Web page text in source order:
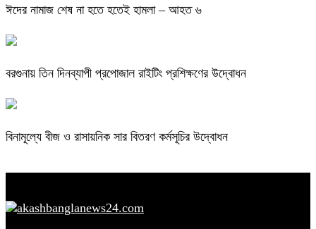
ঈদের নামাজ শেষ না হতে হতেই হামলা – আহত ৬
বরগুনায় তিন দিনব্যাপী প্রপোজাল রাইটিং প্রশিক্ষণের উদ্বোধন
বিনামূল্যে বীজ ও রাসায়নিক সার বিতরণ কর্মসূচির উদ্বোধন